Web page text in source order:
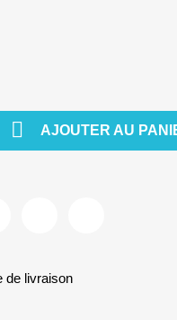
 AJOUTER AU
de livraison